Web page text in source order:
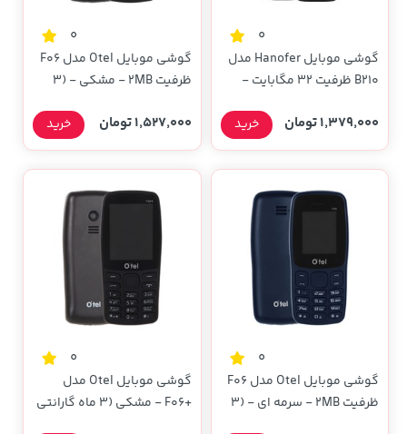
0
گوشی موبایل Hanofer مدل
B210 ظرفیت 32 مگابایت -
1,379,000 تومان خرید
0
گوشی موبایل Otel مدل F06
ظرفیت 2MB - مشکی - (3
1,527,000 تومان خرید
0
گوشی موبایل Otel مدل F06
ظرفیت 2MB - سرمه ای - (3
0
گوشی موبایل Otel مدل
+F06 - مشکی (3 ماه گارانتی